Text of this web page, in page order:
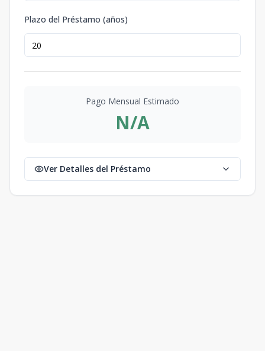
Plazo del Préstamo (años)
Pago Mensual Estimado
N/A
Ver Detalles del Préstamo